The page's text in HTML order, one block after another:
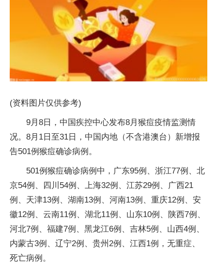
(资料图片仅供参考)
9月8日，中国疾控中心发布8月猴痘疫情监测情
况。8月1日至31日，中国内地（不含港澳台）新增报
告501例猴痘确诊病例。
501例猴痘确诊病例中，广东95例、浙江77例、北
京54例、四川54例、上海32例、江苏29例、广西21
例、天津13例、湖南13例、河南13例、重庆12例、安
徽12例、云南11例、湖北11例、山东10例、陕西7例、
河北7例、福建7例、黑龙江6例、吉林5例、山西4例、
内蒙古3例、辽宁2例、贵州2例、江西1例，无重症、
死亡病例。